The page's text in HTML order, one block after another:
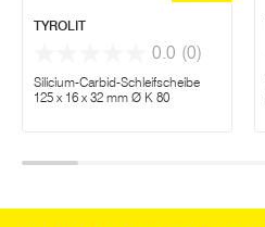
TYROLIT
0.0 (0)
Silicium-Carbid-Schleifscheibe
125 x 16 x 32 mm Ø K 80